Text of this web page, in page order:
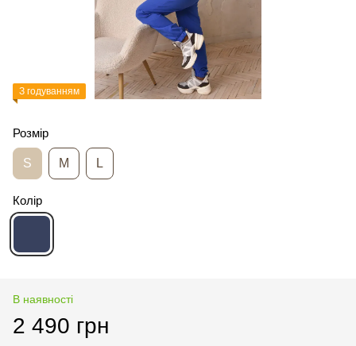
З годуванням
Розмір
S M L
Колір
В наявності
2 490 грн